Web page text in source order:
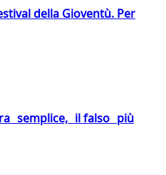
della Gioventù. Per
semplice, il falso più